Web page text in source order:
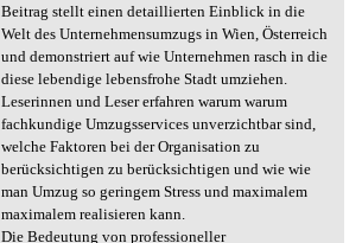
Beitrag stellt einen detaillierten Einblick in die
Welt des Unternehmensumzugs in Wien, Österreich
und demonstriert auf wie Unternehmen rasch in die
diese lebendige lebensfrohe Stadt umziehen.
Leserinnen und Leser erfahren warum warum
fachkundige Umzugsservices unverzichtbar sind,
welche Faktoren bei der Organisation zu
berücksichtigen zu berücksichtigen und wie wie
man Umzug so geringem Stress und maximalem
maximalem realisieren kann.
Die Bedeutung von professioneller